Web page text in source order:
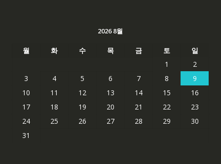
2026 8월
월 화 수 목 금 토
일
1
2
3
4 5 6 7 8
9
10
11 12 13 14 15
16
17
18 19 20 21 22
23
24
25 26 27 28 29
30
31